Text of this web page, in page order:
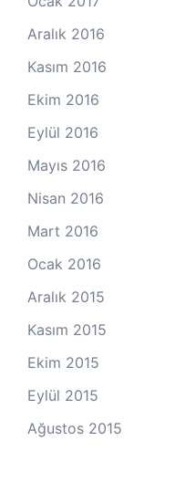
Aralık 2016
Kasım 2016
Ekim 2016
Eylül 2016
Mayıs 2016
Nisan 2016
Mart 2016
Ocak 2016
Aralık 2015
Kasım 2015
Ekim 2015
Eylül 2015
Ağustos 2015